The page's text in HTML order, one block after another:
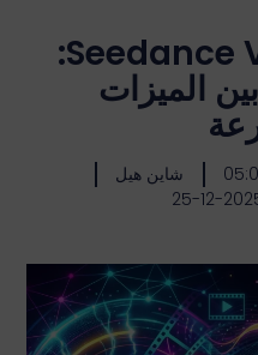
Sora 2 مقابل Seedance V1:
الميزات
شاين هيل